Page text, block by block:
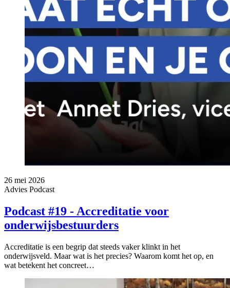
26 mei 2026
Advies Podcast
Podcast #19 - Accreditatie voor
onderwijsbestuurders
Accreditatie is een begrip dat steeds vaker klinkt in het
onderwijsveld. Maar wat is het precies? Waarom komt het op, en
wat betekent het concreet…